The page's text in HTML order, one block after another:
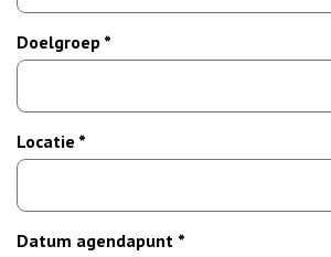
Doelgroep *
Locatie *
Datum agendapunt *